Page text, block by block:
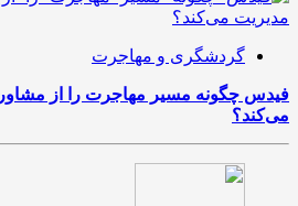
گردشگری و مهاجرت
فیدس چگونه مسیر مهاجرت را از
می‌کند؟